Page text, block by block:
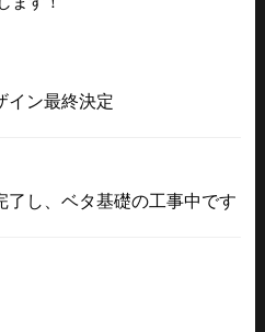
イン最終決定
了し、ベタ基礎の工事中です